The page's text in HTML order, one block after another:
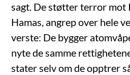
sagt. De støtter terror mot
Hamas, angrep over hele
verste: De bygger
nyte de samme
stater selv om de opptrer